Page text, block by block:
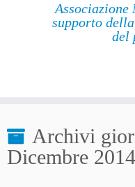
Associazione
supporto
del
Archivi
Dicembre 2014